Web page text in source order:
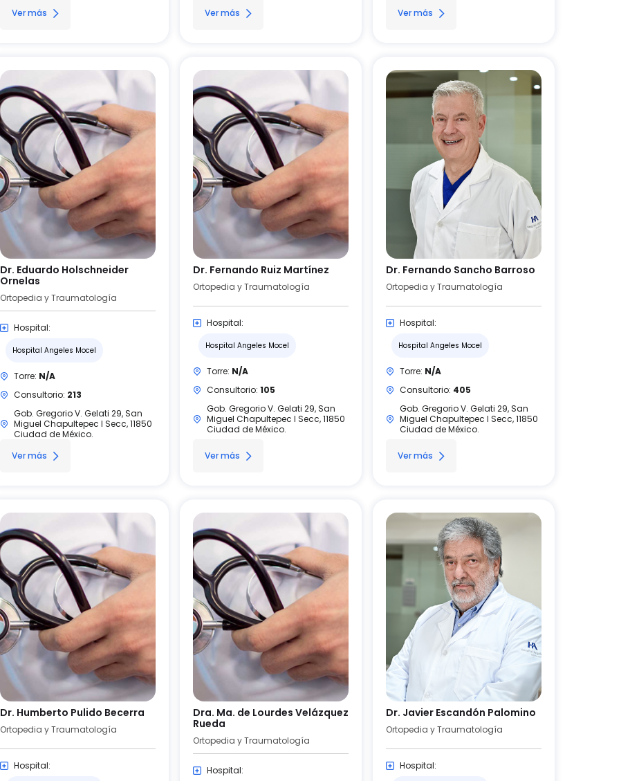
Ver más
Ver más
Ver más
Dr. Eduardo Holschneider
Ornelas
Ortopedia y Traumatología
Hospital:
Hospital Angeles Mocel
Torre: N/A
Consultorio: 213
Gob. Gregorio V. Gelati 29, San
Miguel Chapultepec I Secc, 11850
Ciudad de México.
Ver más
Dr. Fernando Ruiz Martínez
Ortopedia y Traumatología
Hospital:
Hospital Angeles Mocel
Torre: N/A
Consultorio: 105
Gob. Gregorio V. Gelati 29, San
Miguel Chapultepec I Secc, 11850
Ciudad de México.
Ver más
Dr. Fernando Sancho Barroso
Ortopedia y Traumatología
Hospital:
Hospital Angeles Mocel
Torre: N/A
Consultorio: 405
Gob. Gregorio V. Gelati 29, San
Miguel Chapultepec I Secc, 11850
Ciudad de México.
Ver más
Dr. Humberto Pulido Becerra
Ortopedia y Traumatología
Hospital:
Dra. Ma. de Lourdes Velázquez
Rueda
Ortopedia y Traumatología
Hospital:
Dr. Javier Escandón Palomino
Ortopedia y Traumatología
Hospital: